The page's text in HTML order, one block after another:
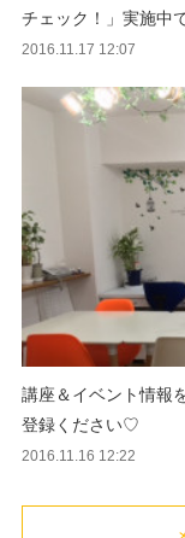
チェック！」実施中
2016.11.17 12:07
講座＆イベント情報
登録ください♡
2016.11.16 12:22